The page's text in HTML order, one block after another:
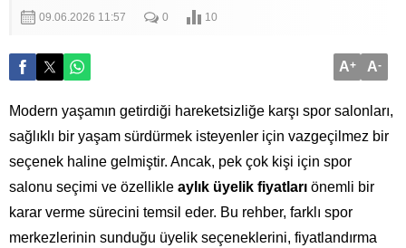
09.06.2026 11:57 0 10
A+ A-
Modern yaşamın getirdiği hareketsizliğe karşı spor salonları,
sağlıklı bir yaşam sürdürmek isteyenler için vazgeçilmez bir
seçenek haline gelmiştir. Ancak, pek çok kişi için spor
salonu seçimi ve özellikle aylık üyelik fiyatları önemli bir
karar verme sürecini temsil eder. Bu rehber, farklı spor
merkezlerinin sunduğu üyelik seçeneklerini, fiyatlandırma